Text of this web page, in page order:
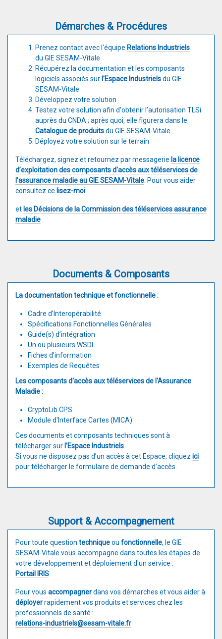
Démarches & Procédures
Prenez contact avec l'équipe Relations Industriels
du GIE SESAM-Vitale
Récupérez la documentation et les composants
logiciels associés sur l’Espace Industrielsdu GIE
SESAM-Vitale
Développez votre solution
Testez votre solution afin d'obtenir l’autorisation TLSi
auprès du CNDA ; après quoi, elle figurera dans le
Catalogue de produitsdu GIE SESAM-Vitale
Déployez votre solution sur le terrain
Téléchargez, signez et retournez par messagerie la licence
d’exploitation des composants d'accès aux téléservices de
l'assurance maladie au GIE SESAM-Vitale. Pour vous aider
consultez ce lisez-moi.
et les Décisions de la Commission des téléservices assurance
maladie
Documents & Composants
La documentation technique et fonctionnelle :
Cadre d’Interopérabilité
Spécifications Fonctionnelles Générales
Guide(s) d’intégration
Un ou plusieurs WSDL
Fiches d’information
Exemples de Requêtes
Les composants d'accès aux téléservices de l'Assurance
Maladie :
CryptoLib CPS
Module d'Interface Cartes (MICA)
Ces documents et composants techniques sont à
télécharger sur l’Espace Industriels
Si vous ne disposez pas d’un accès à cet Espace, cliquez ici
pour télécharger le formulaire de demande d’accès.
Support & Accompagnement
Pour toute question techniqueou fonctionnelle, le GIE
SESAM-Vitale vous accompagne dans toutes les étapes de
votre développement et déploiement d'un service :
Portail IRIS
Pour vous accompagnerdans vos démarches et vous aider à
déployerrapidement vos produits et services chez les
professionnels de santé :
relations-industriels@sesam-vitale.fr